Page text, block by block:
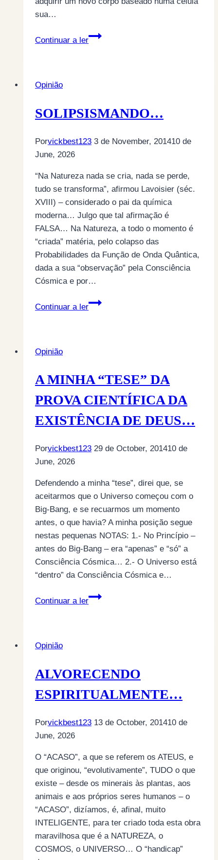
sua…
Continuar a ler
SOLILOQUIANDO…
Opinião
SOLIPSISMANDO…
Porvickbest123 3 de November, 201410 de
June, 2026
“Na Natureza nada se cria, nada se perde,
tudo se transforma”, afirmou Lavoisier (séc.
XVIII) – considerado o pai da química
moderna… Julgo que tal afirmação é
FALSA… Na Natureza, a todo o momento é
“criada” matéria, pelo colapso das
Probabilidades da Função de Onda Quântica,
dada a sua “observação” pela Consciência
Cósmica e por…
Continuar a ler
SOLIPSISMANDO…
Opinião
A MINHA “TESE” DA
PROVA CIENTÍFICA DA
EXISTÊNCIA DE DEUS…
Porvickbest123 29 de October, 201410 de
June, 2026
Defendendo a minha “tese”, direi que, se
aceitarmos que o Universo começou com o
Big-Bang, e se recuarmos um momento
antes, o que havia? A minha posição segue
nestas pequenas NOTAS: 1.- No Princípio –
antes do Big-Bang – era “apenas” e “só” a
Consciência Cósmica… 2.- O Universo está
“dentro” da Consciência Cósmica e…
Continuar a ler
A
DA
EXISTÊNCIA
DE
Opinião
ALVORECENDO
ESPIRITUALMENTE…
Porvickbest123 13 de October, 201410 de
June, 2026
O “ACASO”, a que se referem os ATEUS, e
que originou, “evolutivamente”, TUDO o que
existe – desde os minerais às plantas, aos
animais e aos próprios seres humanos – o
“ACASO”, dizíamos, é, afinal, muito
INTELIGENTE, para ter criado toda esta obra
maravilhosa que é a NATUREZA, o
COSMOS, o UNIVERSO… O “handicap”